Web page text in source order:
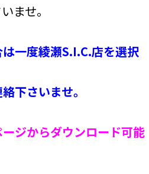
ませ。
一度綾瀬S.I.C.店を選択
下さいませ。
ジからダウンロード可能